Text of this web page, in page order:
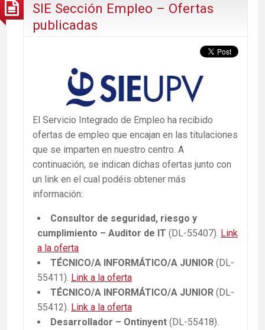
SIE Sección Empleo – Ofertas
publicadas
El Servicio Integrado de Empleo ha recibido
ofertas de empleo que encajan en las titulaciones
que se imparten en nuestro centro. A
continuación, se indican dichas ofertas junto con
un link en el cual podéis obtener más
información:
Consultor de seguridad, riesgo y
cumplimiento – Auditor de IT (DL-55407). Link
a la oferta
TÉCNICO/A INFORMÁTICO/A JUNIOR (DL-
55411). Link a la oferta
TÉCNICO/A INFORMÁTICO/A JUNIOR (DL-
55412). Link a la oferta
Desarrollador – Ontinyent (DL-55418).